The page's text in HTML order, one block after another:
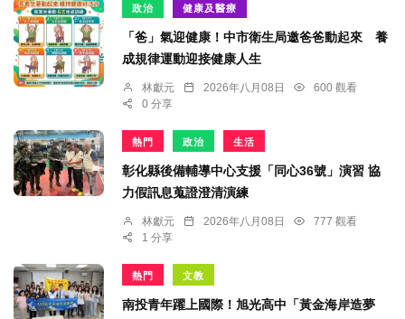
政治 健康及醫療
「爸」氣迎健康！中市衛生局邀爸爸動起來 養
成規律運動迎接健康人生
林獻元 2026年八月08日
600 觀看
0 分享
熱門 政治 生活
彰化縣後備輔導中心支援「同心36號」演習 協
力假訊息蒐證澄清演練
林獻元 2026年八月08日
777 觀看
1 分享
熱門 文教
南投青年躍上國際！旭光高中「黃金海岸造夢